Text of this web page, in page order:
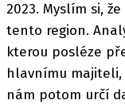
2023. Myslím si,
tento region.
kterou posléze
hlavnímu
nám potom určí